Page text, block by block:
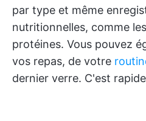
par type et même
nutritionnelles, comme
protéines. Vous pouvez
vos repas, de votre
dernier verre. C'est